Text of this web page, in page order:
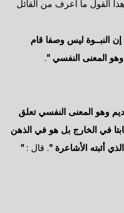
القول ما أعرف من القائل
النبــوة ليس وصفا قام
وهو المعنى النفسي ".
وهو المعنى النفسي تعلق
في الخارج بل هو في الذهن
أثبته الأشاعرة ". قال : "